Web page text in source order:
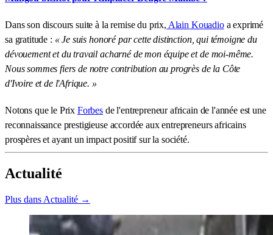
Dans son discours suite à la remise du prix, Alain Kouadioa exprimé
sa gratitude : « Je suis honoré par cette distinction, qui témoigne du
dévouement et du travail acharné de mon équipe et de moi-même.
Nous sommes fiers de notre contribution au progrès de la Côte
d'Ivoire et de l'Afrique. »
Notons que le Prix Forbes de l'entrepreneur africain de l'année est une
reconnaissance prestigieuse accordée aux entrepreneurs africains
prospères et ayant un impact positif sur la société.
Actualité
Plus dans Actualité →